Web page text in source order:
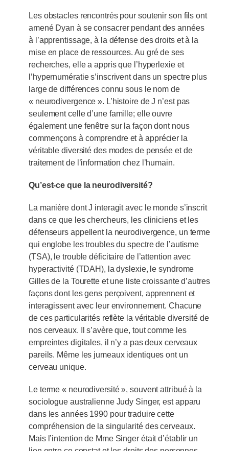
Les obstacles rencontrés pour soutenir son fils ont
amené Dyan à se consacrer pendant des années
à l’apprentissage, à la défense des droits et à la
mise en place de ressources. Au gré de ses
recherches, elle a appris que l’hyperlexie et
l’hypernumératie s’inscrivent dans un spectre plus
large de différences connu sous le nom de
« neurodivergence ». L’histoire de J n’est pas
seulement celle d’une famille; elle ouvre
également une fenêtre sur la façon dont nous
commençons à comprendre et à apprécier la
véritable diversité des modes de pensée et de
traitement de l’information chez l’humain.
Qu’est-ce que la neurodiversité?
La manière dont J interagit avec le monde s’inscrit
dans ce que les chercheurs, les cliniciens et les
défenseurs appellent la neurodivergence, un terme
qui englobe les troubles du spectre de l’autisme
(TSA), le trouble déficitaire de l’attention avec
hyperactivité (TDAH), la dyslexie, le syndrome
Gilles de la Tourette et une liste croissante d’autres
façons dont les gens perçoivent, apprennent et
interagissent avec leur environnement. Chacune
de ces particularités reflète la véritable diversité de
nos cerveaux. Il s’avère que, tout comme les
empreintes digitales, il n’y a pas deux cerveaux
pareils. Même les jumeaux identiques ont un
cerveau unique.
Le terme « neurodiversité », souvent attribué à la
sociologue australienne Judy Singer, est apparu
dans les années 1990 pour traduire cette
compréhension de la singularité des cerveaux.
Mais l’intention de Mme Singer était d’établir un